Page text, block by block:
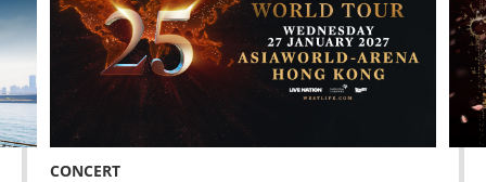
持票人士須遵守香港法例、主辦單位及場地之安全指
引、場地規則、主辦單位及場地工作人員的指示。進
場人士應自行注意個人安全，避免在場內出現任何危
險或不安全行為。主辦單位有權拒絕任何未能遵守相
關規例的持票人士進場或隨時要求該等人士離開。如
有任何緊急情況，進場人士應立即向工作人員尋求協
CONCERT